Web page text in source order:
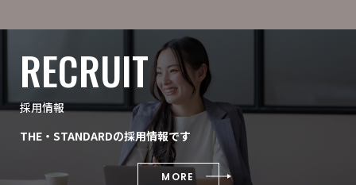
RECRUIT
採用情報
THE・STANDARDの採用情報です
MORE